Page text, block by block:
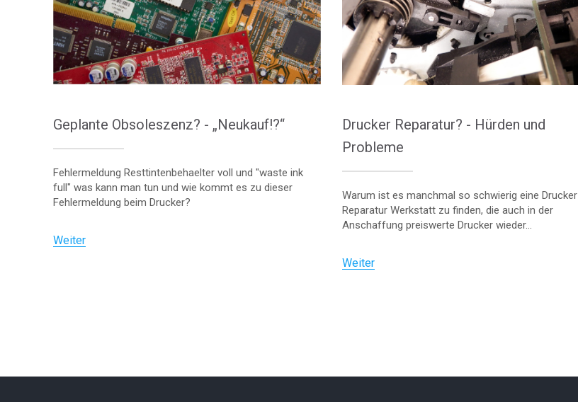
Geplante Obsoleszenz? - „Neukauf!?“
Fehlermeldung Resttintenbehaelter voll und "waste ink
full" was kann man tun und wie kommt es zu dieser
Fehlermeldung beim Drucker?
Weiter
Drucker Reparatur? - Hürden und
Probleme
Warum ist es manchmal so schwierig eine Drucker
Reparatur Werkstatt zu finden, die auch in der
Anschaffung preiswerte Drucker wieder...
Weiter